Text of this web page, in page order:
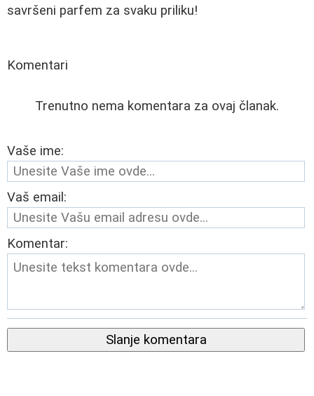
savršeni parfem za svaku priliku!
Komentari
Trenutno nema komentara za ovaj članak.
Vaše ime:
Vaš email:
Komentar:
Slanje komentara